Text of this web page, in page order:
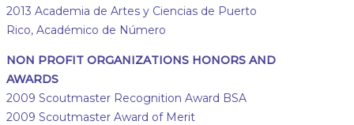
2013 Academia de Artes y Ciencias de Puerto
Rico, Académico de Número
NON PROFIT ORGANIZATIONS HONORS AND
AWARDS
2009 Scoutmaster Recognition Award BSA
2009 Scoutmaster Award of Merit